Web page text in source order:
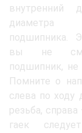
внутренний
диаметра
подшипника.
вы не
подшипник,
Помните о
слева по ходу
резьба,
гаек